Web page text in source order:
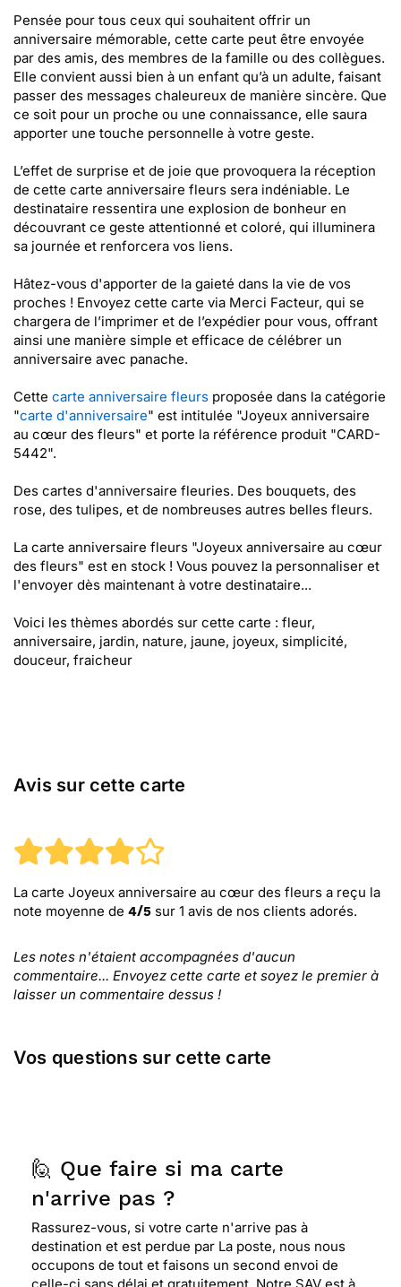
Pensée pour tous ceux qui souhaitent offrir un
anniversaire mémorable, cette carte peut être envoyée
par des amis, des membres de la famille ou des collègues.
Elle convient aussi bien à un enfant qu’à un adulte, faisant
passer des messages chaleureux de manière sincère. Que
ce soit pour un proche ou une connaissance, elle saura
apporter une touche personnelle à votre geste.
L’effet de surprise et de joie que provoquera la réception
de cette carte anniversaire fleurs sera indéniable. Le
destinataire ressentira une explosion de bonheur en
découvrant ce geste attentionné et coloré, qui illuminera
sa journée et renforcera vos liens.
Hâtez-vous d'apporter de la gaieté dans la vie de vos
proches ! Envoyez cette carte via Merci Facteur, qui se
chargera de l’imprimer et de l’expédier pour vous, offrant
ainsi une manière simple et efficace de célébrer un
anniversaire avec panache.
Cette carte anniversaire fleurs proposée dans la catégorie
"carte d'anniversaire" est intitulée "Joyeux anniversaire
au cœur des fleurs" et porte la référence produit "CARD-
5442".
Des cartes d'anniversaire fleuries. Des bouquets, des
rose, des tulipes, et de nombreuses autres belles fleurs.
La carte anniversaire fleurs "Joyeux anniversaire au cœur
des fleurs" est en stock ! Vous pouvez la personnaliser et
l'envoyer dès maintenant à votre destinataire...
Voici les thèmes abordés sur cette carte : fleur,
anniversaire, jardin, nature, jaune, joyeux, simplicité,
douceur, fraicheur
Avis sur cette carte
La carte Joyeux anniversaire au cœur des fleurs a reçu la
note moyenne de 4/5 sur 1 avis de nos clients adorés.
Les notes n'étaient accompagnées d'aucun
commentaire... Envoyez cette carte et soyez le premier à
laisser un commentaire dessus !
Vos questions sur cette carte
🙋 Que faire si ma carte
n'arrive pas ?
Rassurez-vous, si votre carte n'arrive pas à
destination et est perdue par La poste, nous nous
occupons de tout et faisons un second envoi de